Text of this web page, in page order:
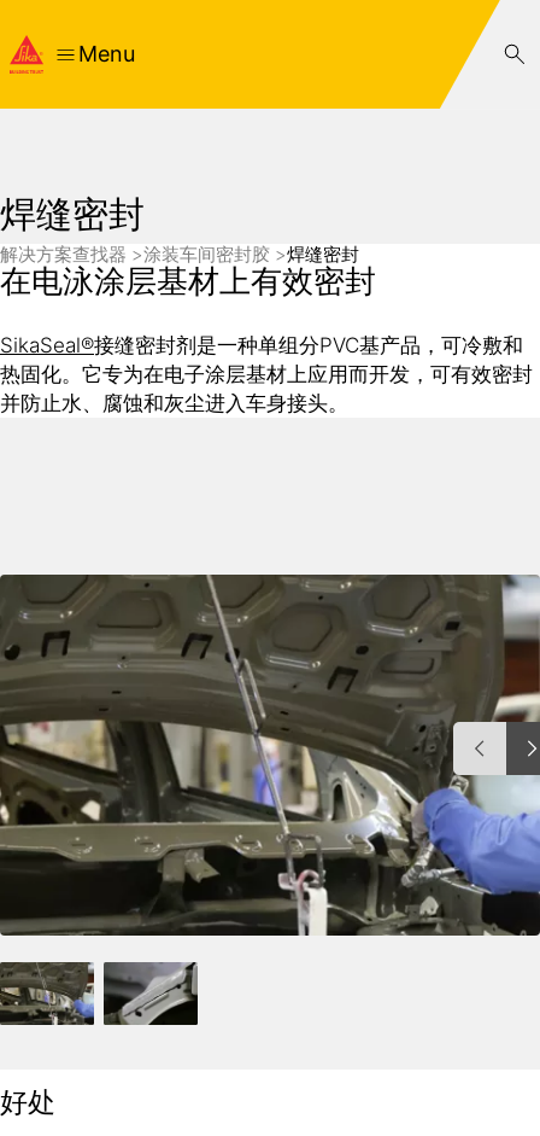
Menu
焊缝密封
解决方案查找器 涂装车间密封胶 焊缝密封
在电泳涂层基材上有效密封
SikaSeal®接缝密封剂是一种单组分PVC基产品，可冷敷和
热固化。它专为在电子涂层基材上应用而开发，可有效密封
并防止水、腐蚀和灰尘进入车身接头。
好处